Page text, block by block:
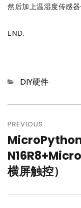
然后加上温湿度传感
END.
Categories
DIY硬件
章
导
航
PREVIOUS
Previous
post:
横屏触控）